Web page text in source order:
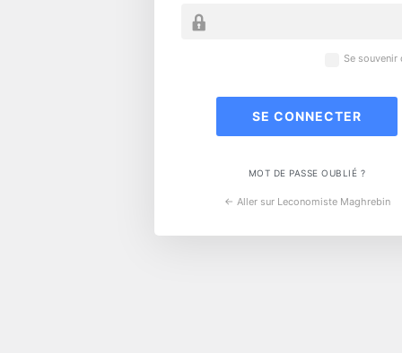
Se souvenir
MOT DE PASSE OUBLIÉ ?
← Aller sur Leconomiste Maghrebin